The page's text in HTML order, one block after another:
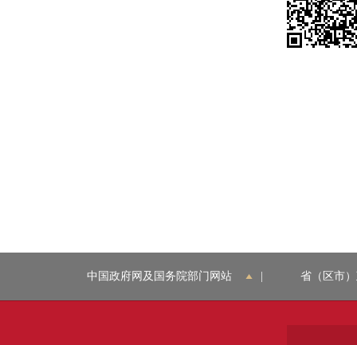
中国政府网及国务院部门网站 省（区市